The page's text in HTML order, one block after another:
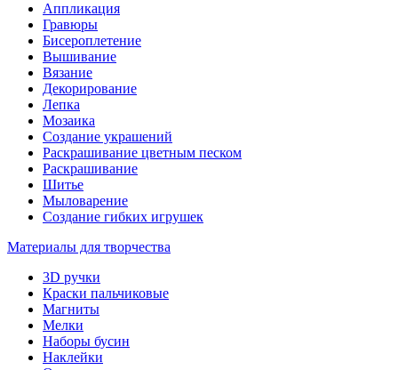
Аппликация
Гравюры
Бисероплетение
Вышивание
Вязание
Декорирование
Лепка
Мозаика
Создание украшений
Раскрашивание цветным песком
Раскрашивание
Шитье
Мыловарение
Создание гибких игрушек
Материалы для творчества
3D ручки
Краски пальчиковые
Магниты
Мелки
Наборы бусин
Наклейки